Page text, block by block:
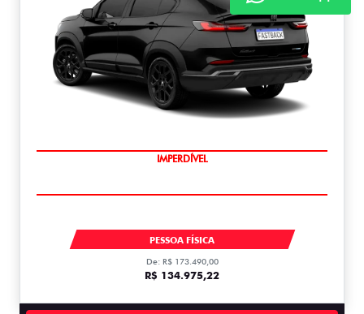
IMPERDÍVEL
FASTBACK
PESSOA FÍSICA
De: R$ 173.490,00
R$ 134.975,22